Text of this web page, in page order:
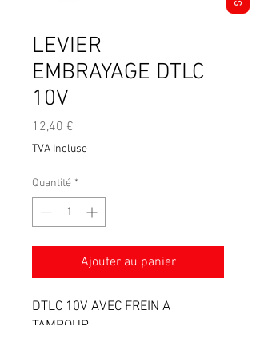
LEVIER
EMBRAYAGE DTLC
10V
12,40 €
TVA Incluse
Quantité *
Ajouter au panier
DTLC 10V AVEC FREIN A
TAMBOUR